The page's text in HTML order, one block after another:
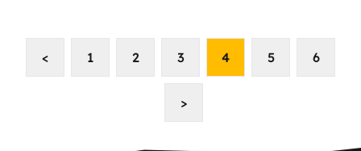
< 1 2 3 4 5 6
>